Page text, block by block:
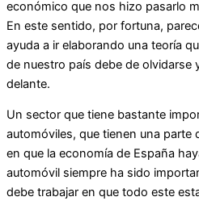
económico que nos hizo pasarlo
En este sentido, por fortuna,
ayuda a ir elaborando una teoría
de nuestro país debe de olvidarse
delante.
Un sector que tiene bastante
automóviles, que tienen una
en que la economía de España
automóvil siempre ha sido
debe trabajar en que todo este